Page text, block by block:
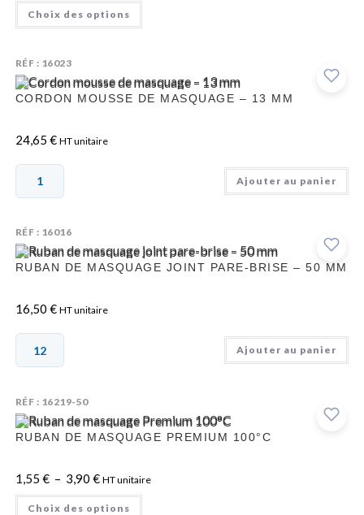
Choix des options
RÉF : 16023
CORDON MOUSSE DE MASQUAGE – 13 MM
24,65 € HT unitaire
Ajouter au panier
RÉF : 16016
RUBAN DE MASQUAGE JOINT PARE-BRISE – 50 MM
16,50 € HT unitaire
Ajouter au panier
RÉF : 16219-50
RUBAN DE MASQUAGE PREMIUM 100°C
1,55 € – 3,90 € HT unitaire
Choix des options